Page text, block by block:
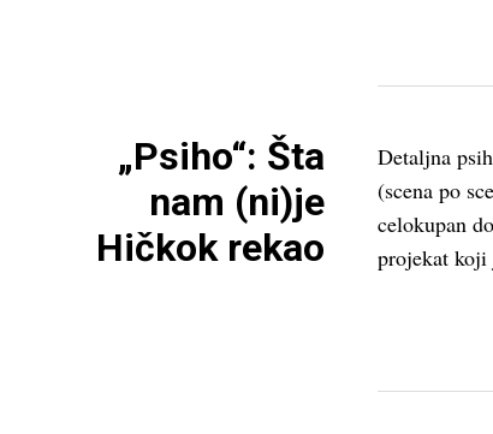
„Psiho“: Šta
nam (ni)je
Hičkok rekao
Detaljna
(scena po
celokupan
projekat